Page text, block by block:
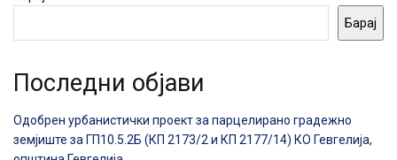
Барај
Последни објави
Одобрен урбанистички проект за парцелирано градежно
земјиште за ГП10.5.2Б (КП 2173/2 и КП 2177/14) КО Гевгелија,